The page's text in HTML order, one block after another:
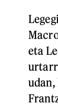
eta
udan,